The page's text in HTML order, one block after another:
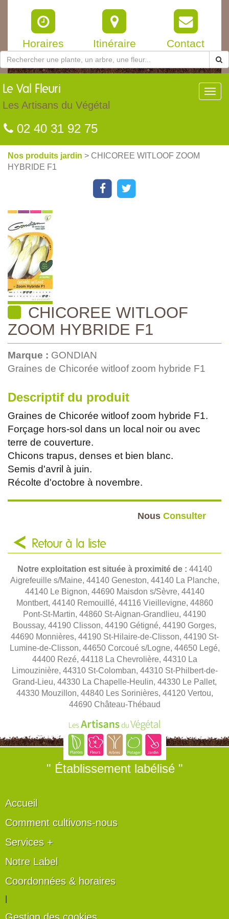
Horaires Itinéraire Contact
Le Val Fleuri
Les Artisans du Végétal
02 40 31 92 75
Nos produits jardin > CHICOREE WITLOOF ZOOM
HYBRIDE F1
CHICOREE WITLOOF
ZOOM HYBRIDE F1
Marque : GONDIAN
Graines de Chicorée witloof zoom hybride F1
Descriptif du produit
Graines de Chicorée witloof zoom hybride F1.
Forçage hors-sol dans un local noir ou avec
terre de couverture.
Chicons trapus, denses et bien blanc.
Semis d'avril à juin.
Récolte d'octobre à novembre.
Nous Consulter
Retour à la liste
Notre exploitation est située à proximité de : 44140
Aigrefeuille s/Maine, 44140 Geneston, 44140 La Planche,
44140 Le Bignon, 44690 Maisdon s/Sèvre, 44140
Montbert, 44140 Remouillé, 44116 Vieillevigne, 44860
Pont-St-Martin, 44860 St-Aignan-Grandlieu, 44190
Boussay, 44190 Clisson, 44190 Gétigné, 44190 Gorges,
44690 Monnières, 44190 St-Hilaire-de-Clisson, 44190 St-
Lumine-de-Clisson, 44650 Corcoué s/Logne, 44650 Legé,
44400 Rezé, 44118 La Chevrolière, 44310 La
Limouzinière, 44310 St-Colomban, 44310 St-Philbert-de-
Grand-Lieu, 44330 La Chapelle-Heulin, 44330 Le Pallet,
44330 Mouzillon, 44840 Les Sorinières, 44120 Vertou,
44690 Château-Thébaud
" Établissement labélisé "
Accueil
Comment cultivons-nous
Services +
Notre Label
Coordonnées & horaires